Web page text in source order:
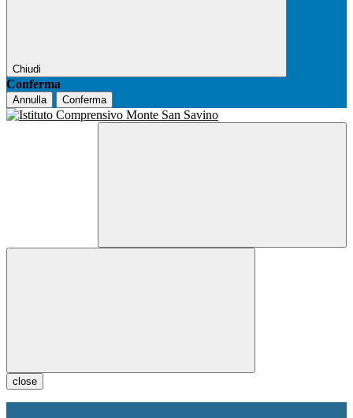
Chiudi
Conferma
Annulla Conferma
close